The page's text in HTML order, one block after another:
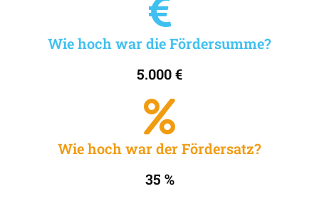
Wie hoch war die Fördersumme?
5.000 €
Wie hoch war der Fördersatz?
35 %